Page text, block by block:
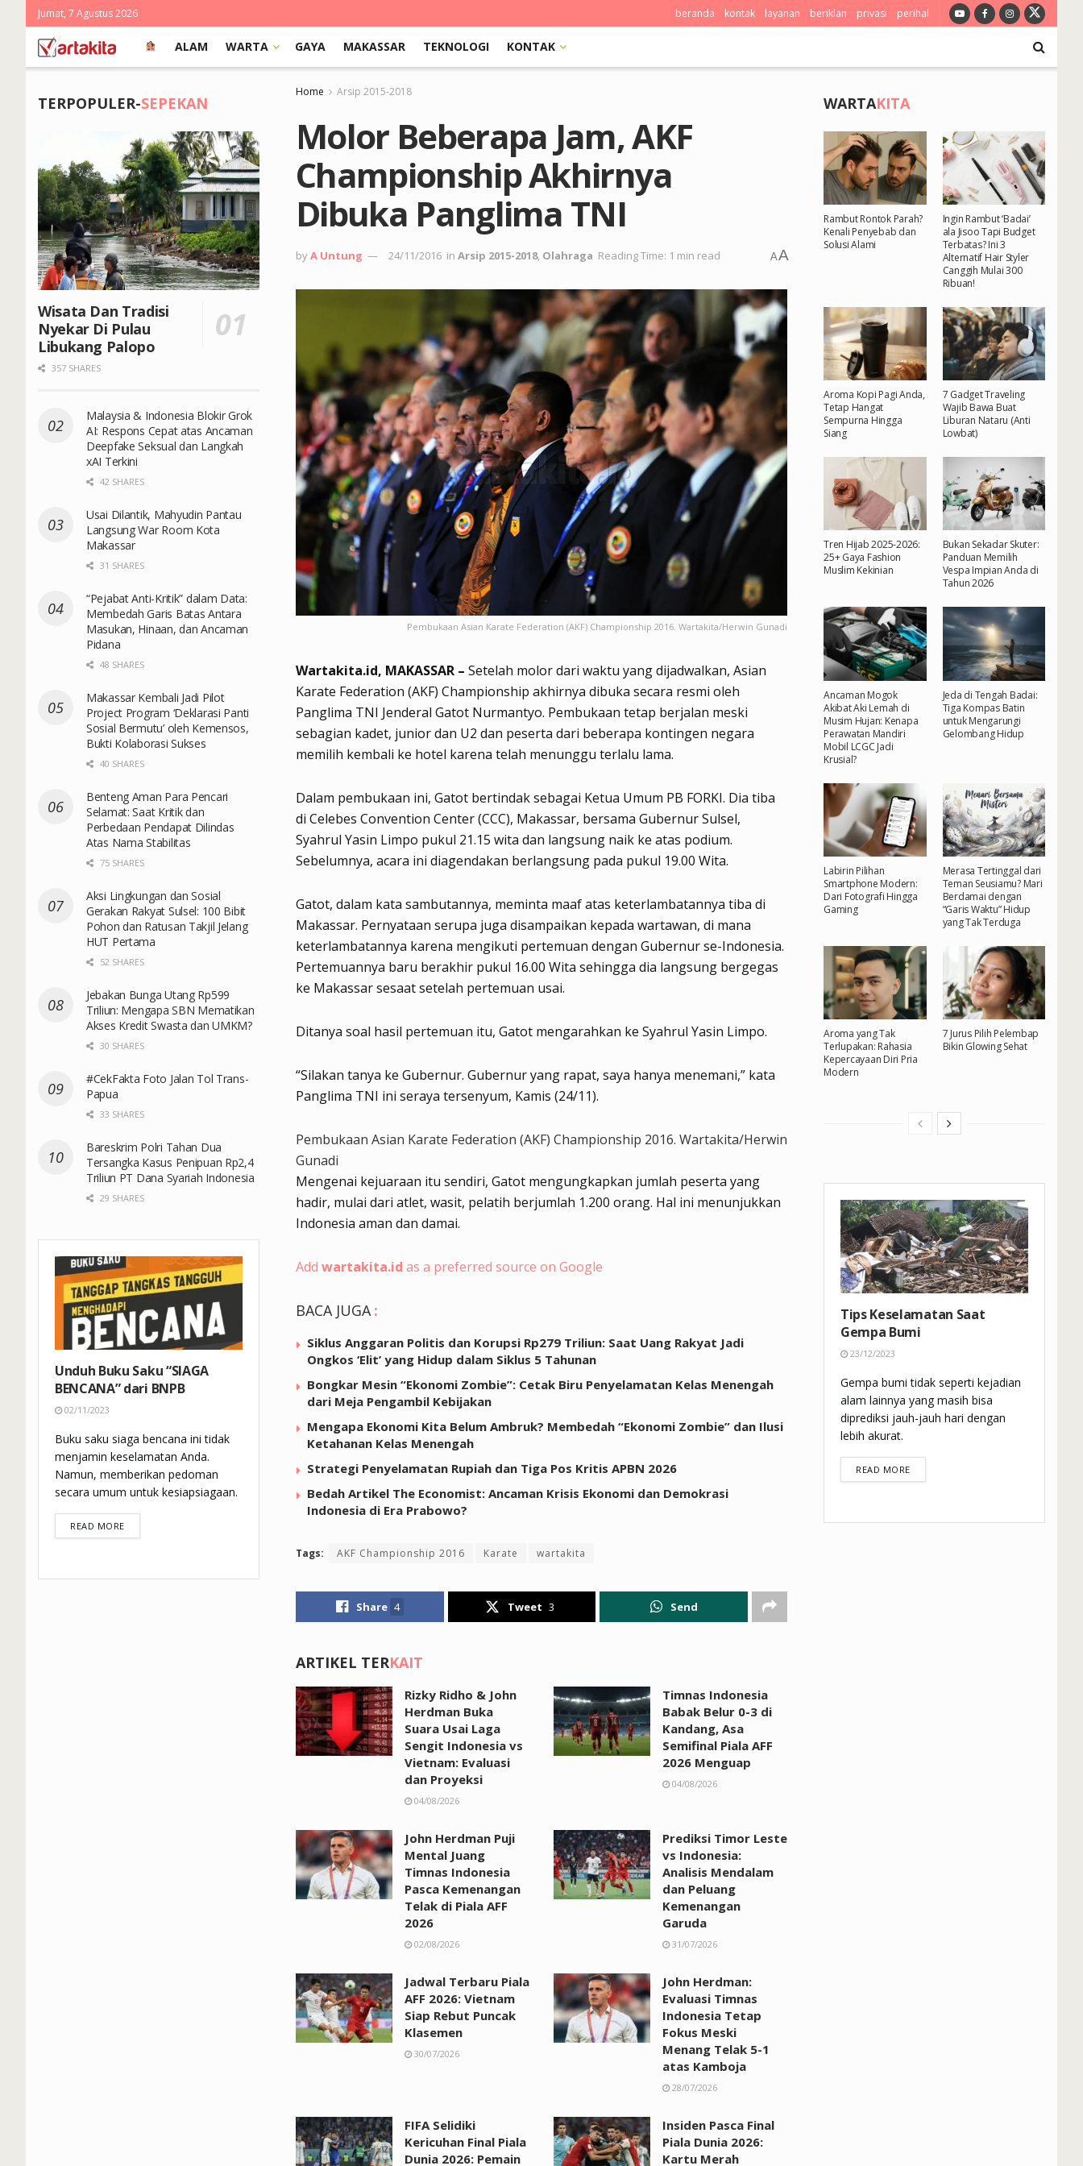
Jumat, 7 Agustus 2026 beranda kontak layanan beriklan privasi perihal
ALAM WARTA GAYA MAKASSAR TEKNOLOGI KONTAK
Home Arsip 2015-2018
Molor Beberapa Jam, AKF
Championship Akhirnya
Dibuka Panglima TNI
byA Untung 24/11/2016 in Arsip 2015-2018, Olahraga Reading Time: 1 min read AA
Pembukaan Asian Karate Federation (AKF) Championship 2016. Wartakita/Herwin Gunadi
Wartakita.id, MAKASSAR – Setelah molor dari waktu yang dijadwalkan, Asian
Karate Federation (AKF) Championship akhirnya dibuka secara resmi oleh
Panglima TNI Jenderal Gatot Nurmantyo. Pembukaan tetap berjalan meski
sebagian kadet, junior dan U2 dan peserta dari beberapa kontingen negara
memilih kembali ke hotel karena telah menunggu terlalu lama.
Dalam pembukaan ini, Gatot bertindak sebagai Ketua Umum PB FORKI. Dia tiba
di Celebes Convention Center (CCC), Makassar, bersama Gubernur Sulsel,
Syahrul Yasin Limpo pukul 21.15 wita dan langsung naik ke atas podium.
Sebelumnya, acara ini diagendakan berlangsung pada pukul 19.00 Wita.
Gatot, dalam kata sambutannya, meminta maaf atas keterlambatannya tiba di
Makassar. Pernyataan serupa juga disampaikan kepada wartawan, di mana
keterlambatannya karena mengikuti pertemuan dengan Gubernur se-Indonesia.
Pertemuannya baru berakhir pukul 16.00 Wita sehingga dia langsung bergegas
ke Makassar sesaat setelah pertemuan usai.
Ditanya soal hasil pertemuan itu, Gatot mengarahkan ke Syahrul Yasin Limpo.
“Silakan tanya ke Gubernur. Gubernur yang rapat, saya hanya menemani,” kata
Panglima TNI ini seraya tersenyum, Kamis (24/11).
Pembukaan Asian Karate Federation (AKF) Championship 2016. Wartakita/Herwin
Gunadi
Mengenai kejuaraan itu sendiri, Gatot mengungkapkan jumlah peserta yang
hadir, mulai dari atlet, wasit, pelatih berjumlah 1.200 orang. Hal ini menunjukkan
Indonesia aman dan damai.
Add wartakita.id as a preferred source on Google
BACA JUGA :
Siklus Anggaran Politis dan Korupsi Rp279 Triliun: Saat Uang Rakyat Jadi
Ongkos ‘Elit’ yang Hidup dalam Siklus 5 Tahunan
Bongkar Mesin “Ekonomi Zombie”: Cetak Biru Penyelamatan Kelas Menengah
dari Meja Pengambil Kebijakan
Mengapa Ekonomi Kita Belum Ambruk? Membedah “Ekonomi Zombie” dan Ilusi
Ketahanan Kelas Menengah
Strategi Penyelamatan Rupiah dan Tiga Pos Kritis APBN 2026
Bedah Artikel The Economist: Ancaman Krisis Ekonomi dan Demokrasi
Indonesia di Era Prabowo?
Tags: AKF Championship 2016 Karate wartakita
Share 4 Tweet 3 Send
ARTIKEL TERKAIT
Rizky Ridho & John
Herdman Buka
Suara Usai Laga
Sengit Indonesia vs
Vietnam: Evaluasi
dan Proyeksi
04/08/2026
Timnas Indonesia
Babak Belur 0-3 di
Kandang, Asa
Semifinal Piala AFF
2026 Menguap
04/08/2026
John Herdman Puji
Mental Juang
Timnas Indonesia
Pasca Kemenangan
Telak di Piala AFF
2026
02/08/2026
Prediksi Timor Leste
vs Indonesia:
Analisis Mendalam
dan Peluang
Kemenangan
Garuda
31/07/2026
Jadwal Terbaru Piala
AFF 2026: Vietnam
Siap Rebut Puncak
Klasemen
30/07/2026
John Herdman:
Evaluasi Timnas
Indonesia Tetap
Fokus Meski
Menang Telak 5-1
atas Kamboja
28/07/2026
FIFA Selidiki
Kericuhan Final Piala
Dunia 2026: Pemain
Insiden Pasca Final
Piala Dunia 2026:
Kartu Merah
TERPOPULER-SEPEKAN
Wisata Dan Tradisi
Nyekar Di Pulau
Libukang Palopo
357 SHARES
Malaysia & Indonesia Blokir Grok
AI: Respons Cepat atas Ancaman
Deepfake Seksual dan Langkah
xAI Terkini
42 SHARES
Usai Dilantik, Mahyudin Pantau
Langsung War Room Kota
Makassar
31 SHARES
“Pejabat Anti-Kritik” dalam Data:
Membedah Garis Batas Antara
Masukan, Hinaan, dan Ancaman
Pidana
48 SHARES
Makassar Kembali Jadi Pilot
Project Program ‘Deklarasi Panti
Sosial Bermutu’ oleh Kemensos,
Bukti Kolaborasi Sukses
40 SHARES
Benteng Aman Para Pencari
Selamat: Saat Kritik dan
Perbedaan Pendapat Dilindas
Atas Nama Stabilitas
75 SHARES
Aksi Lingkungan dan Sosial
Gerakan Rakyat Sulsel: 100 Bibit
Pohon dan Ratusan Takjil Jelang
HUT Pertama
52 SHARES
Jebakan Bunga Utang Rp599
Triliun: Mengapa SBN Mematikan
Akses Kredit Swasta dan UMKM?
30 SHARES
#CekFakta Foto Jalan Tol Trans-
Papua
33 SHARES
Bareskrim Polri Tahan Dua
Tersangka Kasus Penipuan Rp2,4
Triliun PT Dana Syariah Indonesia
29 SHARES
Unduh Buku Saku “SIAGA
BENCANA” dari BNPB
02/11/2023
Buku saku siaga bencana ini tidak
menjamin keselamatan Anda.
Namun, memberikan pedoman
secara umum untuk kesiapsiagaan.
READ MOREDETAILS
WARTAKITA
Rambut Rontok Parah?
Kenali Penyebab dan
Solusi Alami
Ingin Rambut ‘Badai’
ala Jisoo Tapi Budget
Terbatas? Ini 3
Alternatif Hair Styler
Canggih Mulai 300
Ribuan!
Aroma Kopi Pagi Anda,
Tetap Hangat
Sempurna Hingga
Siang
7 Gadget Traveling
Wajib Bawa Buat
Liburan Nataru (Anti
Lowbat)
Tren Hijab 2025-2026:
25+ Gaya Fashion
Muslim Kekinian
Bukan Sekadar Skuter:
Panduan Memilih
Vespa Impian Anda di
Tahun 2026
Ancaman Mogok
Akibat Aki Lemah di
Musim Hujan: Kenapa
Perawatan Mandiri
Mobil LCGC Jadi
Krusial?
Jeda di Tengah Badai:
Tiga Kompas Batin
untuk Mengarungi
Gelombang Hidup
Labirin Pilihan
Smartphone Modern:
Dari Fotografi Hingga
Gaming
Merasa Tertinggal dari
Teman Seusiamu? Mari
Berdamai dengan
“Garis Waktu” Hidup
yang Tak Terduga
Aroma yang Tak
Terlupakan: Rahasia
Kepercayaan Diri Pria
Modern
7 Jurus Pilih Pelembap
Bikin Glowing Sehat
Tips Keselamatan Saat
Gempa Bumi
23/12/2023
Gempa bumi tidak seperti kejadian
alam lainnya yang masih bisa
diprediksi jauh-jauh hari dengan
lebih akurat.
READ MOREDETAILS